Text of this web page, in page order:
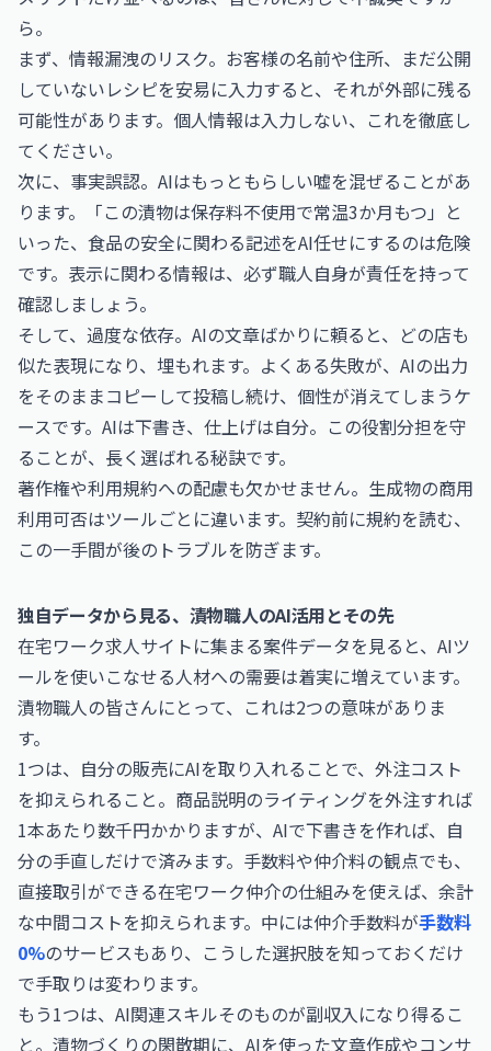
ら。
まず、情報漏洩のリスク。お客様の名前や住所、まだ公開
していないレシピを安易に入力すると、それが外部に残る
可能性があります。個人情報は入力しない、これを徹底し
てください。
次に、事実誤認。AIはもっともらしい嘘を混ぜることがあ
ります。「この漬物は保存料不使用で常温3か月もつ」と
いった、食品の安全に関わる記述をAI任せにするのは危険
です。表示に関わる情報は、必ず職人自身が責任を持って
確認しましょう。
そして、過度な依存。AIの文章ばかりに頼ると、どの店も
似た表現になり、埋もれます。よくある失敗が、AIの出力
をそのままコピーして投稿し続け、個性が消えてしまうケ
ースです。AIは下書き、仕上げは自分。この役割分担を守
ることが、長く選ばれる秘訣です。
著作権や利用規約への配慮も欠かせません。生成物の商用
利用可否はツールごとに違います。契約前に規約を読む、
この一手間が後のトラブルを防ぎます。
独自データから見る、漬物職人のAI活用とその先
在宅ワーク求人サイトに集まる案件データを見ると、AIツ
ールを使いこなせる人材への需要は着実に増えています。
漬物職人の皆さんにとって、これは2つの意味がありま
す。
1つは、自分の販売にAIを取り入れることで、外注コスト
を抑えられること。商品説明のライティングを外注すれば
1本あたり数千円かかりますが、AIで下書きを作れば、自
分の手直しだけで済みます。手数料や仲介料の観点でも、
直接取引ができる在宅ワーク仲介の仕組みを使えば、余計
な中間コストを抑えられます。中には仲介手数料が手数料
0%のサービスもあり、こうした選択肢を知っておくだけ
で手取りは変わります。
もう1つは、AI関連スキルそのものが副収入になり得るこ
と。漬物づくりの閑散期に、AIを使った文章作成やコンサ